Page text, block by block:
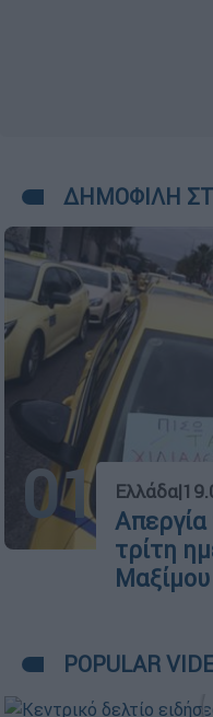
ΔΗΜΟΦΙΛΗ
01 Ελλάδα|
Απεργία
τρίτη
Μαξίμου
POPULAR